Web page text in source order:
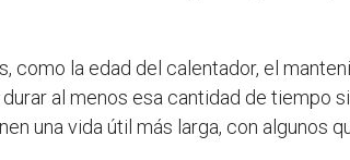
como la edad del calentador, el
al menos esa cantidad de tiempo
una vida útil más larga, con algunos